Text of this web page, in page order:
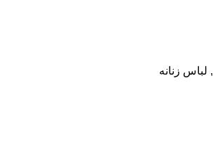
, لباس زنانه